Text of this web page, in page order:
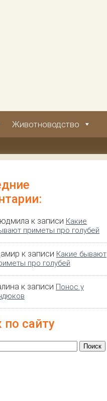
Животноводство
к записи Какие
приметы про голубей
к записи Какие бывают
про голубей
к записи Понос у
по сайту